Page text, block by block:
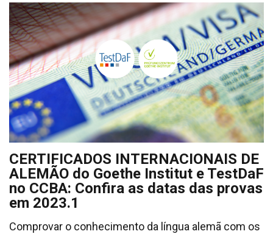
CERTIFICADOS INTERNACIONAIS DE
ALEMÃO do Goethe Institut e TestDaF
no CCBA: Confira as datas das provas
em 2023.1
Comprovar o conhecimento da língua alemã com os